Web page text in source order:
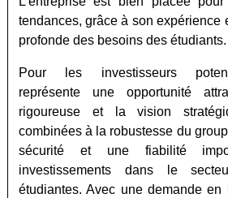
tendances, grâce à son expérience
profonde des besoins des étudiants.
Pour les investisseurs
représente une opportunité
rigoureuse et la vision
combinées à la robustesse du
sécurité et une fiabilité
investissements dans le
étudiantes. Avec une demande en